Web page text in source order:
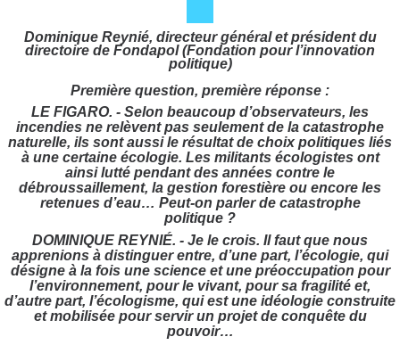
Dominique Reynié, directeur général et président du
directoire de Fondapol (Fondation pour l’innovation
politique)
Première question, première réponse :
LE FIGARO. - Selon beaucoup d’observateurs, les
incendies ne relèvent pas seulement de la catastrophe
naturelle, ils sont aussi le résultat de choix politiques liés
à une certaine écologie. Les militants écologistes ont
ainsi lutté pendant des années contre le
débroussaillement, la gestion forestière ou encore les
retenues d’eau… Peut-on parler de catastrophe
politique ?
DOMINIQUE REYNIÉ. - Je le crois. Il faut que nous
apprenions à distinguer entre, d’une part, l’écologie, qui
désigne à la fois une science et une préoccupation pour
l’environnement, pour le vivant, pour sa fragilité et,
d’autre part, l’écologisme, qui est une idéologie construite
et mobilisée pour servir un projet de conquête du
pouvoir…